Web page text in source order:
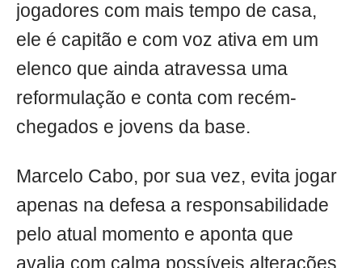
jogadores com mais tempo de casa,
ele é capitão e com voz ativa em um
elenco que ainda atravessa uma
reformulação e conta com recém-
chegados e jovens da base.
Marcelo Cabo, por sua vez, evita jogar
apenas na defesa a responsabilidade
pelo atual momento e aponta que
avalia com calma possíveis alterações